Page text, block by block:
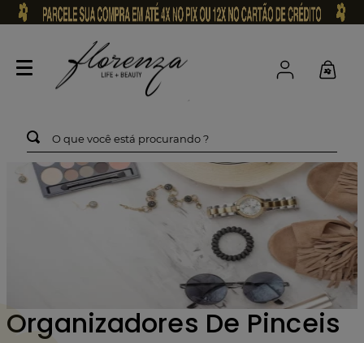
O que você está procurando ?
Organizadores De Pinceis